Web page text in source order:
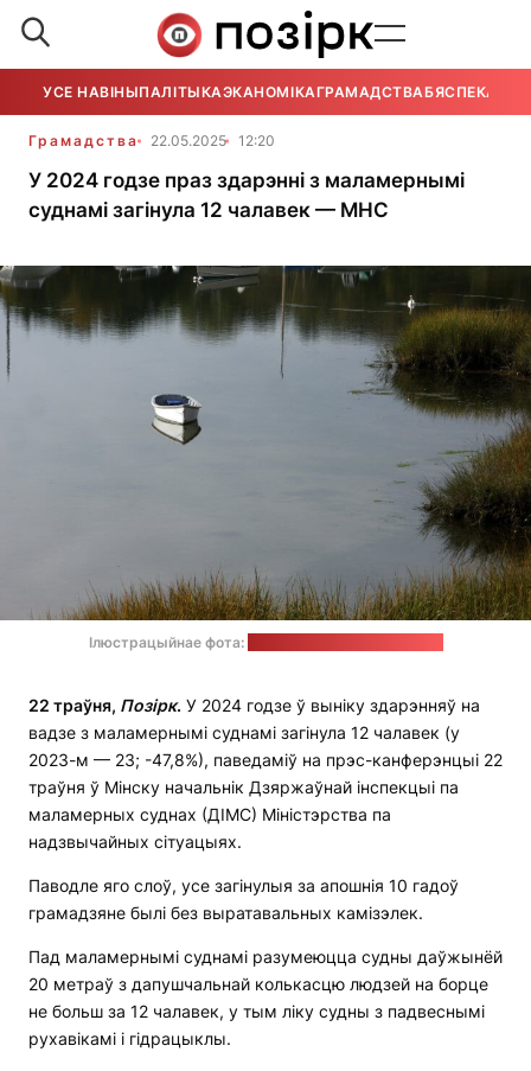
УСЕ НАВІНЫПАЛІТЫКАЭКАНОМІКАГРАМАДСТВАБЯСПЕКА
Грамадства 22.05.2025 12:20
У 2024 годзе праз здарэнні з маламернымі
суднамі загінула 12 чалавек — МНС
Ілюстрацыйнае фота:
22 траўня, Позірк. У 2024 годзе ў выніку здарэнняў на
вадзе з маламернымі суднамі загінула 12 чалавек (у
2023-м — 23; -47,8%), паведаміў на прэс-канферэнцыі 22
траўня ў Мінску начальнік Дзяржаўнай інспекцыі па
маламерных суднах (ДІМС) Міністэрства па
надзвычайных сітуацыях.
Паводле яго слоў, усе загінулыя за апошнія 10 гадоў
грамадзяне былі без выратавальных камізэлек.
Пад маламернымі суднамі разумеюцца судны даўжынёй
20 метраў з дапушчальнай колькасцю людзей на борце
не больш за 12 чалавек, у тым ліку судны з падвеснымі
рухавікамі і гідрацыклы.